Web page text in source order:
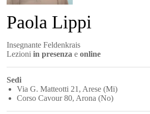
Paola Lippi
Insegnante Feldenkrais
Lezioni in presenza e online
Sedi
Via G. Matteotti 21, Arese (Mi)
Corso Cavour 80, Arona (No)